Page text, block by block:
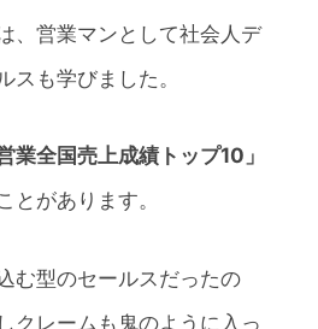
、営業マンとして社会人デ
スも学びました。
営業全国売上成績トップ10」
とがあります。
む型のセールスだったの
クレームも鬼のように入っ